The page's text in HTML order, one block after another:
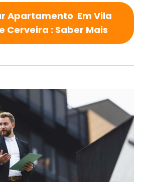
Apartamento Em Vila
Cerveira : Saber Mais